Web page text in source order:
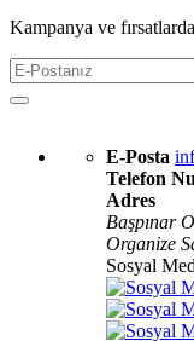
Kampanya ve
E-Posta
Telefon
Adres
Başpınar
Organize
Sosyal